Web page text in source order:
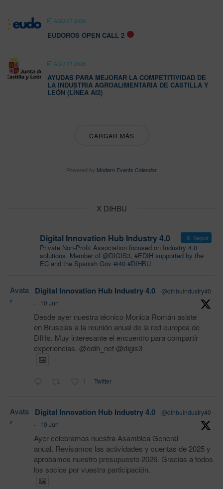
AGO 07 2026
EUDOROS OPEN CALL 2
AGO 07 2026
AYUDAS PARA MEJORAR LA COMPETITIVIDAD DE
LA INDUSTRIA AGROALIMENTARIA DE CASTILLA Y
LEÓN (LÍNEA AI2)
CARGAR MÁS
Powered by Modern Events Calendar
X DIHBU
Digital Innovation Hub Industry 4.0 Seguir
Private Non-Profit Association focused on Industry 4.0
solutions. Member of @DIGIS3, #EDIH supported by the
EC and the Spanish Gov #i40 #DIHBU
Avata
r
Digital Innovation Hub Industry 4.0
@dihbuindustry40
·
10 Jun
Desde ayer nuestra técnico Monica Román asiste
en Bruselas a la reunión anual de la red europea de
DIHs. Muy interesante el encuentro para compartir
experiencias. @edih_net @digis3
1 Twitter
Avata
r
Digital Innovation Hub Industry 4.0
@dihbuindustry40
·
10 Jun
Ayer celebramos nuestra Asamblea General
anual. Revisamos las actividades y cuentas de 2025 y
aprobamos nuestro presupuesto 2026. Gracias a todos
los socios por vuestra participación.